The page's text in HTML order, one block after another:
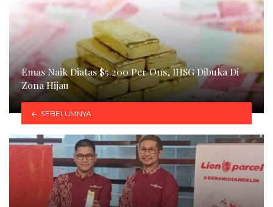
Emas Naik Diatas $5.200 Per Ons, IHSG Dibuka Di
Zona Hijau
SEBELUMNYA